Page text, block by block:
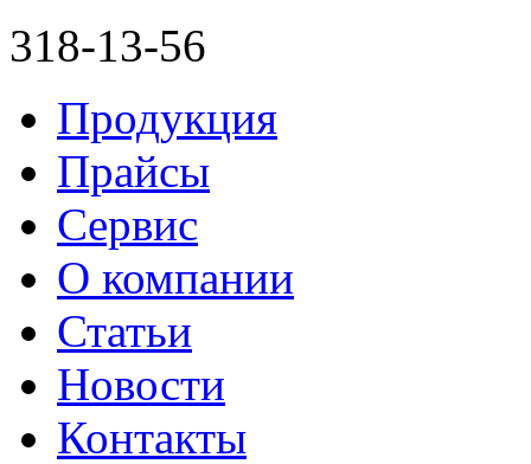
318-13-56
Продукция
Прайсы
Сервис
О компании
Статьи
Новости
Контакты